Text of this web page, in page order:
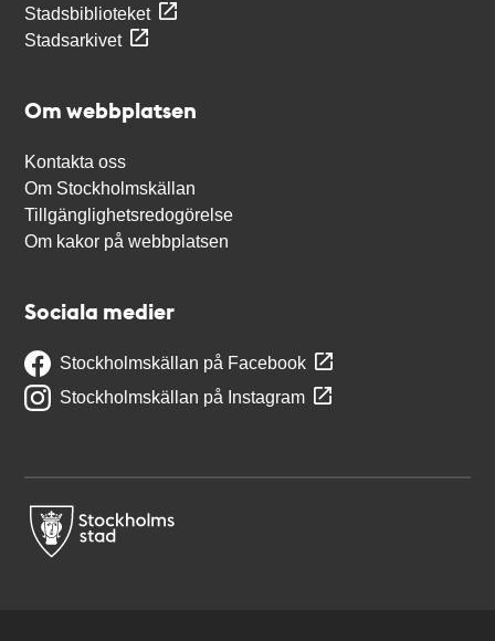
Stadsbiblioteket
Stadsarkivet
Om webbplatsen
Kontakta oss
Om Stockholmskällan
Tillgänglighetsredogörelse
Om kakor på webbplatsen
Sociala medier
Stockholmskällan på Facebook
Stockholmskällan på Instagram